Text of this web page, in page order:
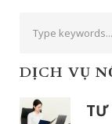
DỊCH VỤ